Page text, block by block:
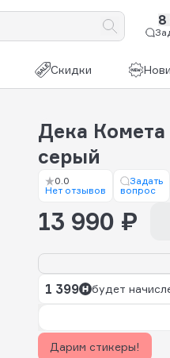
8
Скидки
Дека
серый
0.0
Нет отзывов
Задать
вопрос
13 990 ₽
1 399 будет
Дарим стикеры!